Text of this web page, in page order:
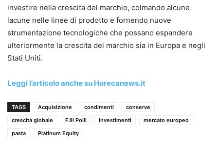
investire nella crescita del marchio, colmando alcune
lacune nelle linee di prodotto e fornendo nuove
strumentazione tecnologiche che possano espandere
ulteriormente la crescita del marchio sia in Europa e negli
Stati Uniti.
Leggi l’articolo anche su Horecanews.it
TAGS Acquisizione condimenti
conserve
crescita globale
F.lli Polli investimenti
mercato europeo
pasta
Platinum Equity